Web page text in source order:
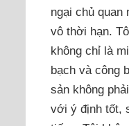
ngại chủ quan
vô thời hạn.
không chỉ là
bạch và công
sản không
với ý định tốt,